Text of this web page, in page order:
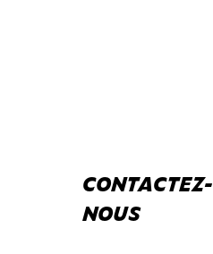
CONTACTEZ-
NOUS